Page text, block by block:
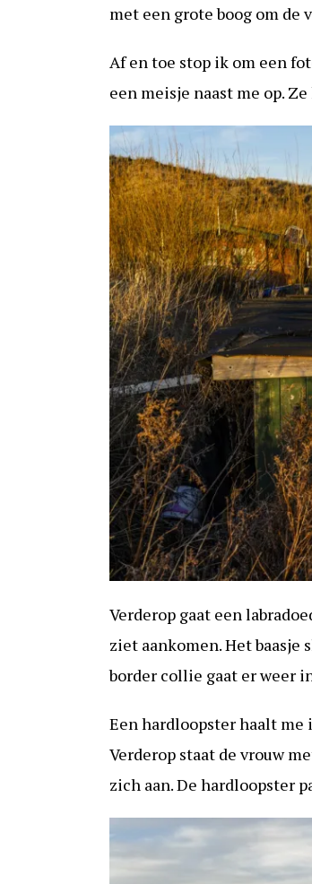
met een grote boog om de
Af en toe stop ik om een
een meisje naast me op.
Verderop gaat een
ziet aankomen. Het
border collie gaat er weer
Een hardloopster haalt me
Verderop staat de vrouw
zich aan. De hardloopster